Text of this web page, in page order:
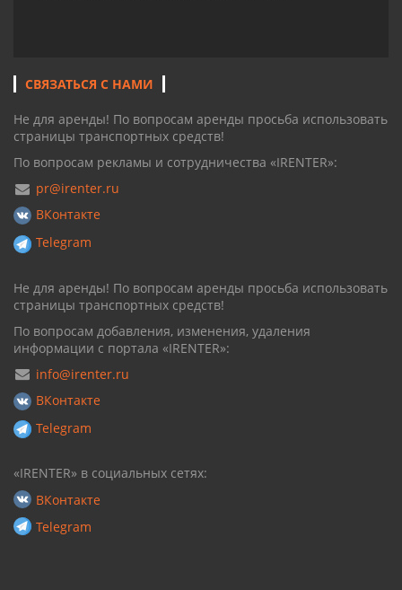
СВЯЗАТЬСЯ С НАМИ
Не для аренды! По вопросам аренды просьба использовать
страницы транспортных средств!
По вопросам рекламы и сотрудничества «IRENTER»:
pr@irenter.ru
ВКонтакте
Telegram
Не для аренды! По вопросам аренды просьба использовать
страницы транспортных средств!
По вопросам добавления, изменения, удаления
информации с портала «IRENTER»:
info@irenter.ru
ВКонтакте
Telegram
«IRENTER» в социальных сетях:
ВКонтакте
Telegram